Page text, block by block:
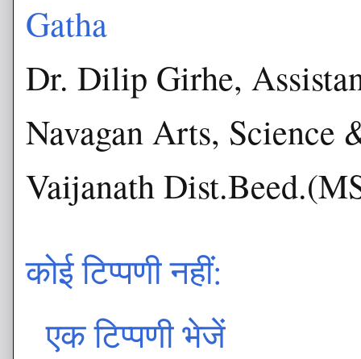
Gatha
Dr. Dilip Girhe,
Navagan Arts, Science
Vaijanath
कोई टिप्पणी नहीं:
एक टिप्पणी भेजें